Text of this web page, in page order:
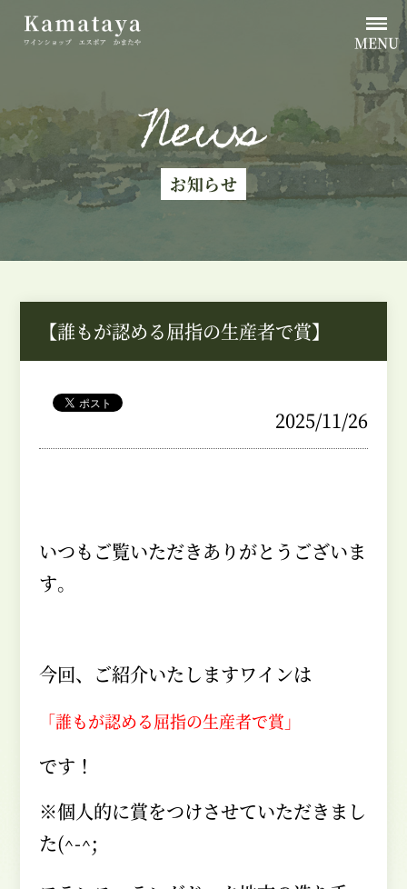
MENU
News
お知らせ
【誰もが認める屈指の生産者で賞】
2025/11/26
いつもご覧いただきありがとうございま
す。
今回、ご紹介いたしますワインは
「誰もが認める屈指の生産者で賞」
です！
※個人的に賞をつけさせていただきまし
た(^-^;